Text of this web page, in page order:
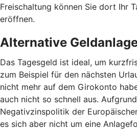
Freischaltung können Sie dort Ihr
eröffnen.
Alternative
Das Tagesgeld ist ideal, um
zum Beispiel für den nächsten
nicht mehr auf dem Girokonto
auch nicht so schnell aus.
Negativzinspolitik der
es sich aber nicht um eine